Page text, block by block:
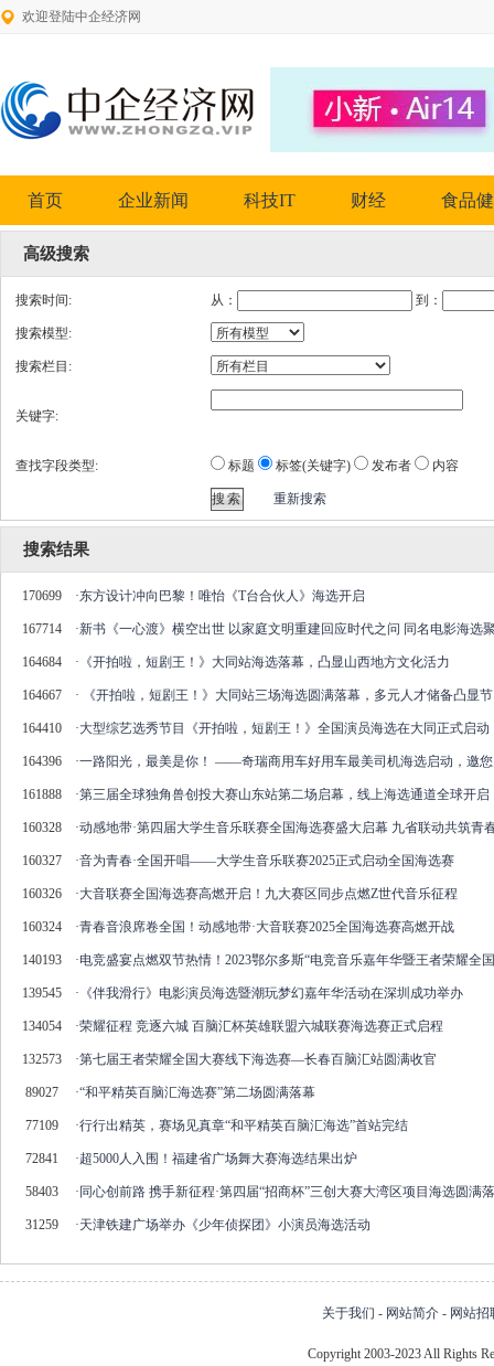
欢迎登陆中企经济网
首页 企业新闻 科技IT 财经 食品
高级搜索
搜索时间: 从： 到：
搜索模型:
搜索栏目:
关键字:
查找字段类型: 标题 标签(关键字) 发布者 内容
重新搜索
搜索结果
170699 ·东方设计冲向巴黎！唯怡《T台合伙人》海选开启
167714 ·新书《一心渡》横空出世 以家庭文明重建回应时代之问 同名电影海选
164684 · 《开拍啦，短剧王！》大同站海选落幕，凸显山西地方文化活力
164667 · 《开拍啦，短剧王！》大同站三场海选圆满落幕，多元人才储备凸显
164410 ·大型综艺选秀节目《开拍啦，短剧王！》全国演员海选在大同正式启动
164396 ·一路阳光，最美是你！ ——奇瑞商用车好用车最美司机海选启动，邀
161888 ·第三届全球独角兽创投大赛山东站第二场启幕，线上海选通道全球开启
160328 ·动感地带·第四届大学生音乐联赛全国海选赛盛大启幕 九省联动共筑青
160327 ·音为青春·全国开唱——大学生音乐联赛2025正式启动全国海选赛
160326 ·大音联赛全国海选赛高燃开启！九大赛区同步点燃Z世代音乐征程
160324 ·青春音浪席卷全国！动感地带·大音联赛2025全国海选赛高燃开战
140193 ·电竞盛宴点燃双节热情！2023鄂尔多斯“电竞音乐嘉年华暨王者荣耀全
139545 · 《伴我滑行》电影演员海选暨潮玩梦幻嘉年华活动在深圳成功举办
134054 ·荣耀征程 竞逐六城 百脑汇杯英雄联盟六城联赛海选赛正式启程
132573 ·第七届王者荣耀全国大赛线下海选赛—长春百脑汇站圆满收官
89027 ·“和平精英百脑汇海选赛”第二场圆满落幕
77109 ·行行出精英，赛场见真章“和平精英百脑汇海选”首站完结
72841 ·超5000人入围！福建省广场舞大赛海选结果出炉
58403 · 同心创前路 携手新征程·第四届“招商杯”三创大赛大湾区项目海选圆满
31259 ·天津铁建广场举办《少年侦探团》小演员海选活动
关于我们 - 网站简介 - 网站招
Copyright 2003-2023 All Rights